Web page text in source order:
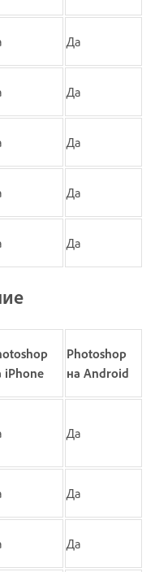
Да
Да
Да
Да
Да
iPhone
Photoshop
на Android
Да
Да
Да